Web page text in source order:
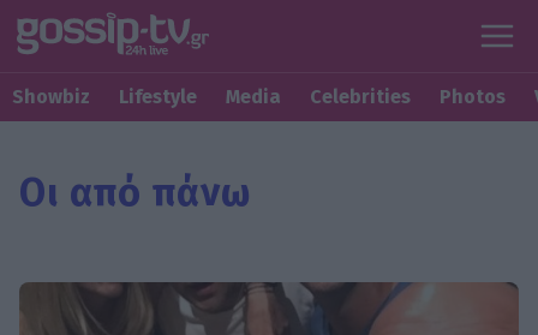
Showbiz Lifestyle Media Celebrities Photos
Οι από πάνω